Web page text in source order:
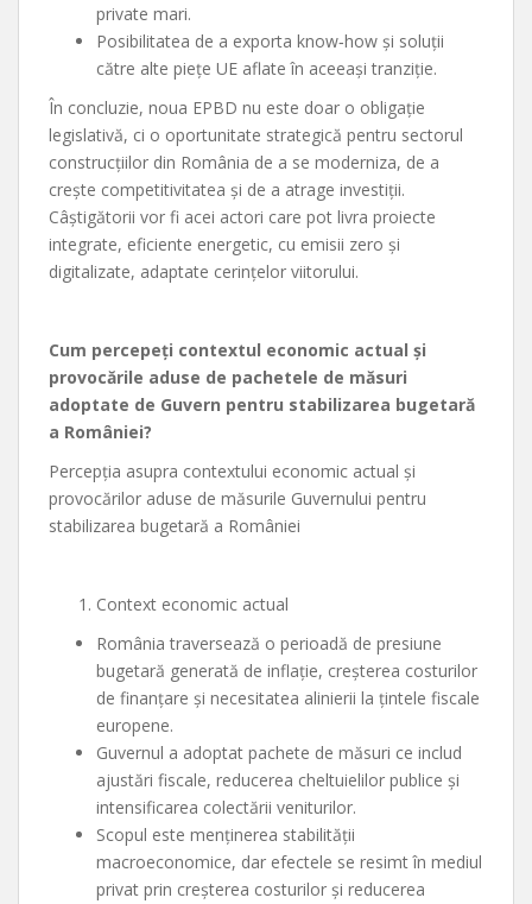
private mari.
Posibilitatea de a exporta know‑how și soluții
către alte piețe UE aflate în aceeași tranziție.
În concluzie, noua EPBD nu este doar o obligație
legislativă, ci o oportunitate strategică pentru sectorul
construcțiilor din România de a se moderniza, de a
crește competitivitatea și de a atrage investiții.
Câștigătorii vor fi acei actori care pot livra proiecte
integrate, eficiente energetic, cu emisii zero și
digitalizate, adaptate cerințelor viitorului.
Cum percepeți contextul economic actual și
provocările aduse de pachetele de măsuri
adoptate de Guvern pentru stabilizarea bugetară
a României?
Percepția asupra contextului economic actual și
provocărilor aduse de măsurile Guvernului pentru
stabilizarea bugetară a României
Context economic actual
România traversează o perioadă de presiune
bugetară generată de inflație, creșterea costurilor
de finanțare și necesitatea alinierii la țintele fiscale
europene.
Guvernul a adoptat pachete de măsuri ce includ
ajustări fiscale, reducerea cheltuielilor publice și
intensificarea colectării veniturilor.
Scopul este menținerea stabilității
macroeconomice, dar efectele se resimt în mediul
privat prin creșterea costurilor și reducerea